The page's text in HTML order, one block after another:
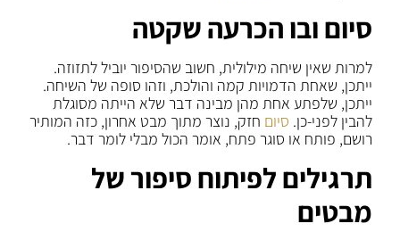
סיום ובו הכרעה שקטה
למרות שאין שיחה מילולית, חשוב שהסיפור יוביל לתזוזה.
ייתכן, שאחת הדמויות קמה והולכת, וזהו סופה של השיחה.
ייתכן, שלפתע אחת מהן מבינה דבר שלא הייתה מסוגלת
להבין לפני-כן. סיום חזק, נוצר מתוך מבט אחרון, כזה המותיר
רושם, פותח או סוגר פתח, אומר הכול מבלי לומר דבר.
תרגילים לפיתוח סיפור של
מבטים